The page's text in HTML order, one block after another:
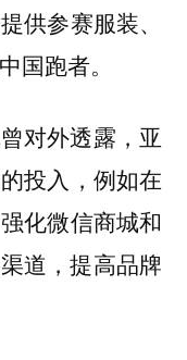
供参赛服装、
国跑者。
对外透露，亚
投入，例如在
化微信商城和
道，提高品牌